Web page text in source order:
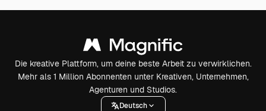
Die kreative Plattform, um deine beste Arbeit zu verwirklichen.
Mehr als 1 Million Abonnenten unter Kreativen, Unternehmen,
Agenturen und Studios.
Deutsch